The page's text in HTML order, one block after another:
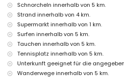
Sportmöglichkeiten
Tennis, Golf (La Sella, Denia), Reiten,
Radfahren, Klettern, Kanufahren,
Schnorcheln, Surfen und Windsurfen
der Villa)
Schnorcheln innerhalb von 5 km.
Strand innerhalb von 4 km.
Supermarkt innerhalb von 1 km.
Surfen innerhalb von 5 km.
Tauchen innerhalb von 5 km.
Tennisplatz innerhalb von 5 km.
Unterkunft geeignet für die
Wanderwege innerhalb von 5 km.